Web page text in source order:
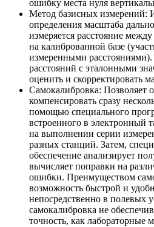
ошибку места нуля
Метод базисных измерений:
определения масштаба
измеряется расстояние
на калиброванной базе
измеренными
расстояний с эталонными
оценить и скорректировать
Самокалибровка: Позволяет
компенсировать сразу
помощью специального
встроенного в электронный
на выполнении серии
разных станций. Затем,
обеспечение анализирует
вычисляет поправки на
ошибки. Преимуществом
возможность быстрой и
непосредственно в полевых
самокалибровка не
точность, как лабораторные